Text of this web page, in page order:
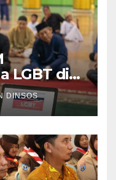
LGBT di
Harus
DINSOS